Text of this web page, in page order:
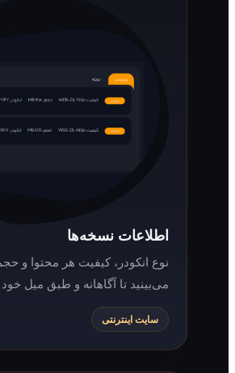
اطلاعات نسخه‌ها
نوع انکودر، کیفیت هر محتوا و حجم فایل آن را
می‌بینید تا آگاهانه و طبق میل خود دانلود کنید.
سایت اینترنتی